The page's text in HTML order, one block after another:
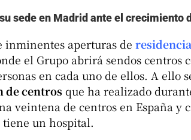
sede en Madrid ante el crecimiento
inminentes aperturas de
el Grupo abrirá sendos centros
en cada uno de ellos. A ello
de centrosque ha realizado
veintena de centros en España y
tiene un hospital.